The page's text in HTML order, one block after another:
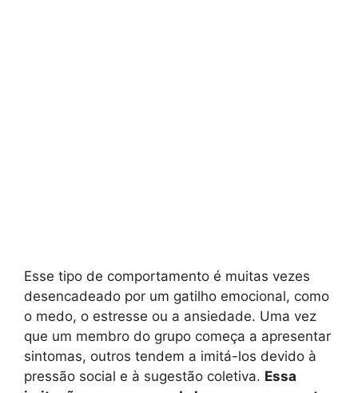
Esse tipo de comportamento é muitas vezes
desencadeado por um gatilho emocional, como
o medo, o estresse ou a ansiedade. Uma vez
que um membro do grupo começa a apresentar
sintomas, outros tendem a imitá-los devido à
pressão social e à sugestão coletiva. Essa